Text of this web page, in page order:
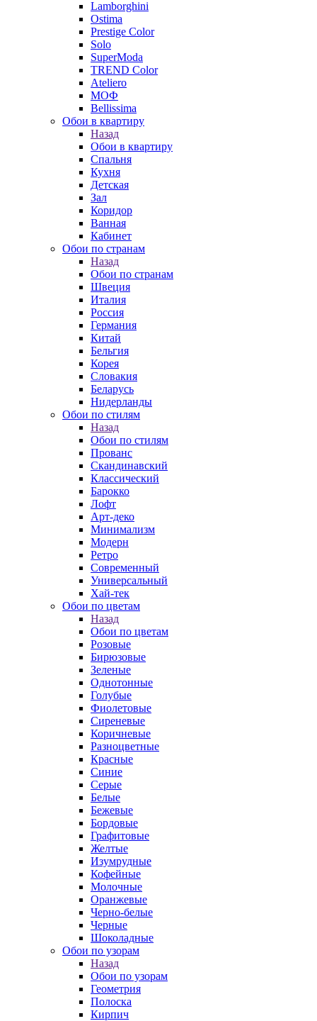
Lamborghini
Ostima
Prestige Color
Solo
SuperModa
TREND Color
Ateliero
МОФ
Bellissima
Обои в квартиру
Назад
Обои в квартиру
Спальня
Кухня
Детская
Зал
Коридор
Ванная
Кабинет
Обои по странам
Назад
Обои по странам
Швеция
Италия
Россия
Германия
Китай
Бельгия
Корея
Словакия
Беларусь
Нидерланды
Обои по стилям
Назад
Обои по стилям
Прованс
Скандинавский
Классический
Барокко
Лофт
Арт-деко
Минимализм
Модерн
Ретро
Современный
Универсальный
Хай-тек
Обои по цветам
Назад
Обои по цветам
Розовые
Бирюзовые
Зеленые
Однотонные
Голубые
Фиолетовые
Сиреневые
Коричневые
Разноцветные
Красные
Синие
Серые
Белые
Бежевые
Бордовые
Графитовые
Желтые
Изумрудные
Кофейные
Молочные
Оранжевые
Черно-белые
Черные
Шоколадные
Обои по узорам
Назад
Обои по узорам
Геометрия
Полоска
Кирпич